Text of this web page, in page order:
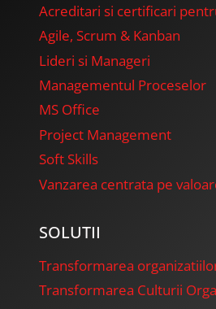
Acreditari si certificari
Agile, Scrum & Kanban
Lideri si Manageri
Managementul Proceselor
MS Office
Project Management
Soft Skills
Vanzarea centrata pe
SOLUTII
Transformarea
Transformarea Culturii